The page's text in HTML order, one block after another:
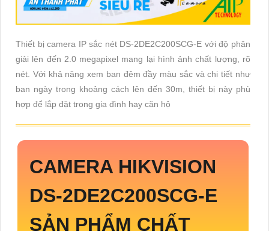
Thiết bị camera IP sắc nét DS-2DE2C200SCG-E với độ phân
giải lên đến 2.0 megapixel mang lại hình ảnh chất lượng, rõ
nét. Với khả năng xem ban đêm đầy màu sắc và chi tiết như
ban ngày trong khoảng cách lên đến 30m, thiết bị này phù
hợp để lắp đặt trong gia đình hay căn hộ
CAMERA HIKVISION
DS-2DE2C200SCG-E
SẢN PHẨM CHẤT